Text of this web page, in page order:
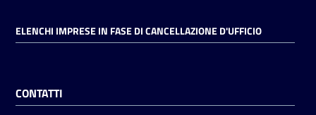
ELENCHI IMPRESE IN FASE DI CANCELLAZIONE D'UFFICIO
CONTATTI